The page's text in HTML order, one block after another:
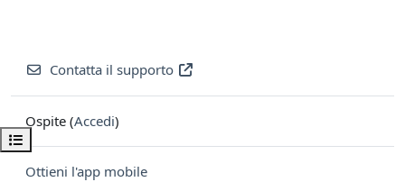
Apri indice del corso
Contatta il supporto
Ospite (Accedi)
Ottieni l'app mobile